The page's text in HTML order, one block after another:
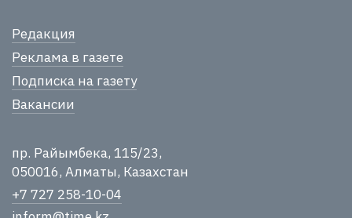
Редакция
Реклама в газете
Подписка на газету
Вакансии
пр. Райымбека, 115/23,
050016, Алматы, Казахстан
+7 727 258-10-04